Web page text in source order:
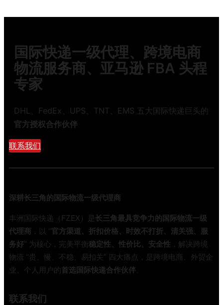
国际快递一级代理、跨境电商
物流服务商、亚马逊 FBA 头程
专家
DHL、FedEx、UPS、TNT、EMS 五大国际快递巨头的
官方授权合作伙伴
联系我们
深耕长三角的国际物流一级代理商
丰洲国际快递（FZEX）是 长三角最具竞争力的国际物流一级
代理商 ，以 “官方渠道、折扣价格、时效不打折、清关强、服
务好” 为核心，完美平衡稳定性、性价比、安全性 ，解决跨境
物流 “贵、慢、不稳、易扣关” 四大痛点，是跨境电商、外贸企
业、个人用户的首选国际快递合作伙伴
联系我们